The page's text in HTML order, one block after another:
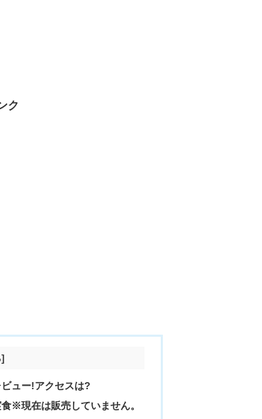
ク
ュー!アクセスは?
※現在は販売していません。